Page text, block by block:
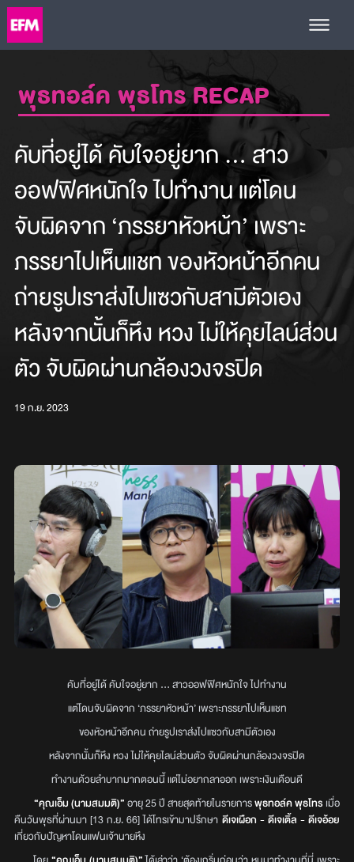
พุธทอล์ค พุธโทร RECAP
คับที่อยู่ได้ คับใจอยู่ยาก ... สาว
ออฟฟิศหนักใจ ไปทำงาน แต่โดน
จับผิดจาก ‘ภรรยาหัวหน้า’ เพราะ
ภรรยาไปเห็นแชท ของหัวหน้าอีกคน
ถ่ายรูปเราส่งไปแซวกับสามีตัวเอง
หลังจากนั้นก็หึง หวง ไม่ให้คุยไลน์ส่วน
ตัว จับผิดผ่านกล้องวงจรปิด
19 ก.ย. 2023
คับที่อยู่ได้ คับใจอยู่ยาก ... สาวออฟฟิศหนักใจ ไปทำงาน
แต่โดนจับผิดจาก ‘ภรรยาหัวหน้า’ เพราะภรรยาไปเห็นแชท
ของหัวหน้าอีกคน ถ่ายรูปเราส่งไปแซวกับสามีตัวเอง
หลังจากนั้นก็หึง หวง ไม่ให้คุยไลน์ส่วนตัว จับผิดผ่านกล้องวงจรปิด
ทำงานด้วยลำบากมากตอนนี้ แต่ไม่อยากลาออก เพราะเงินเดือนดี
“คุณเอ็ม (นามสมมติ)”อายุ 25 ปี สายสุดท้ายในรายการพุธทอล์ค พุธโทร เมื่อ
คืนวันพุธที่ผ่านมา [13 ก.ย. 66] ได้โทรเข้ามาปรึกษา ดีเจเผือก - ดีเจเติ้ล - ดีเจอ้อย
เกี่ยวกับปัญหาโดนแฟนเจ้านายหึง